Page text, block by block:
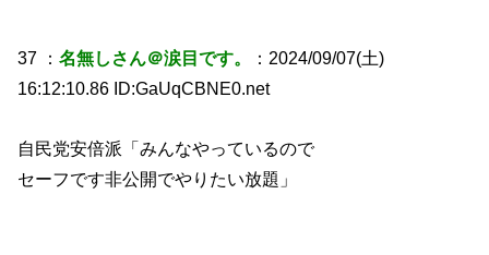
37 ：名無しさん＠涙目です。
：2024/09/07(土)
16:12:10.86 ID:GaUqCBNE0.net
自民党安倍派「みんなやっているので
セーフです非公開でやりたい放題」